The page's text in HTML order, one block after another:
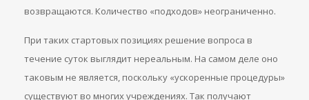
возвращаются. Количество «подходов» неограниченно.
При таких стартовых позициях решение вопроса в
течение суток выглядит нереальным. На самом деле оно
таковым не является, поскольку «ускоренные процедуры»
существуют во многих учреждениях. Так получают